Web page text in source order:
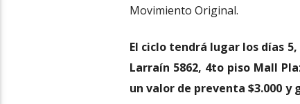
Movimiento Original.
El ciclo tendrá lugar los días 5,
Larraín 5862, 4to piso Mall
un valor de preventa $3.000 y